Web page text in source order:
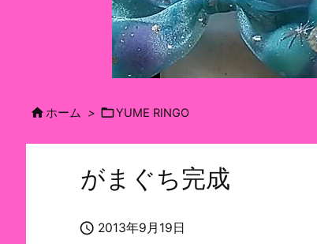
ホーム > YUME RINGO
がまぐち完成
 2013年9月19日